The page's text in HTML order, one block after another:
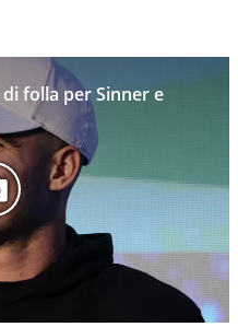
folla per Sinner e